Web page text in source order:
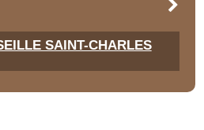
SAINT-CHARLES